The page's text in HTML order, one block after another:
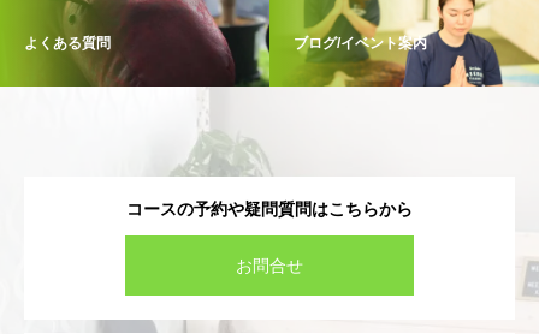
よくある質問 ブログ/イベント案内
コースの予約や疑問質問はこちらから
お問合せ